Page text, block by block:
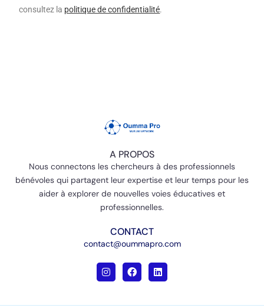
consultez la politique de confidentialité.
A PROPOS
Nous connectons les chercheurs à des professionnels
bénévoles qui partagent leur expertise et leur temps pour les
aider à explorer de nouvelles voies éducatives et
professionnelles.
CONTACT
contact@oummapro.com